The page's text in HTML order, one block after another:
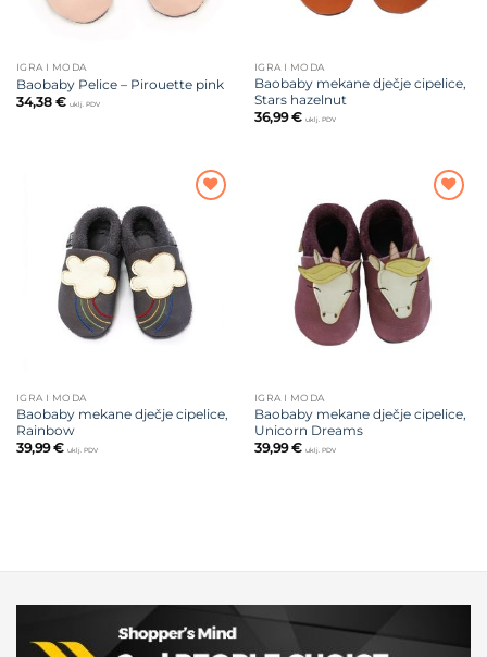
IGRA I MODA
Baobaby Pelice – Pirouette pink
34,38 € uklj. PDV
IGRA I MODA
Baobaby mekane dječje cipelice,
Stars hazelnut
36,99€ uklj. PDV
IGRA I MODA
Baobaby mekane dječje cipelice,
Rainbow
39,99€ uklj. PDV
IGRA I MODA
Baobaby mekane dječje cipelice,
Unicorn Dreams
39,99€ uklj. PDV